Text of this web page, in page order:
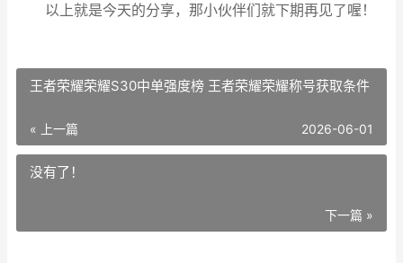
以上就是今天的分享，那小伙伴们就下期再见了喔！
王者荣耀荣耀S30中单强度榜 王者荣耀荣耀称号获取条件
« 上一篇 2026-06-01
没有了！
下一篇 »